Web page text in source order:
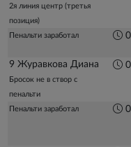
2я линия центр (третья
позиция)
Пенальти заработал
9 Журавкова Диана
Бросок не в створ с
пенальти
Пенальти заработал